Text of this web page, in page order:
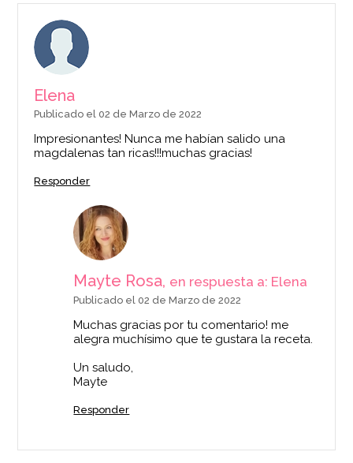
1,50€
Bicarbonato Sódico
Funcakes (100 gr)
2,50€
Elena
Publicado el 02 de Marzo de 2022
Impresionantes! Nunca me habían salido una
magdalenas tan ricas!!!muchas gracias!
Responder
Mayte Rosa, en respuesta a: Elena
Publicado el 02 de Marzo de 2022
Muchas gracias por tu comentario! me
alegra muchísimo que te gustara la receta.
Un saludo,
Mayte
Responder